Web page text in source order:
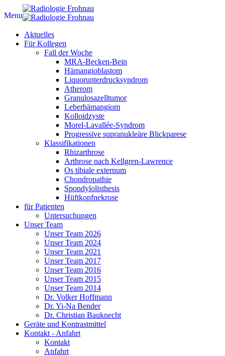
Menu
Aktuelles
Für Kollegen
Fall der Woche
MRA-Becken-Bein
Hämangioblastom
Liquorunterdrucksyndrom
Atherom
Granulosazelltumor
Leberhämangiom
Kolloidzyste
Morel-Lavallée-Syndrom
Progressive supranukleäre Blickparese
Klassifikationen
Rhizarthrose
Arthrose nach Kellgren-Lawrence
Os tibiale externum
Chondropathie
Spondylolisthesis
Hüftkopfnekrose
für Patienten
Untersuchungen
Unser Team
Unser Team 2026
Unser Team 2024
Unser Team 2021
Unser Team 2017
Unser Team 2016
Unser Team 2015
Unser Team 2014
Dr. Volker Hoffmann
Dr. Yi-Na Bender
Dr. Christian Bauknecht
Geräte und Kontrastmittel
Kontakt - Anfahrt
Kontakt
Anfahrt